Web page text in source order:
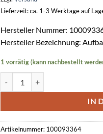
Lieferzeit: ca. 1-3 Werktage auf
Hersteller Nummer:
Hersteller Bezeichnung:
1 vorrätig (kann nachbestellt
IN
Artikelnummer: 100093364